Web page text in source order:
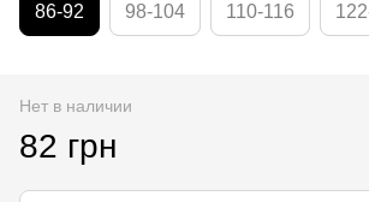
86-92 98-104 110-116
Нет в наличии
82 грн